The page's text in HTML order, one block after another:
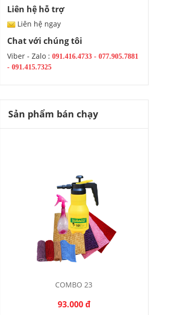
Liên hệ hỗ trợ
Liên hệ ngay
Chat với chúng tôi
Viber - Zalo : 091.416.4733- 077.905.7881
- 091.415.7325
Sản phẩm bán chạy
COMBO 23
93.000 đ